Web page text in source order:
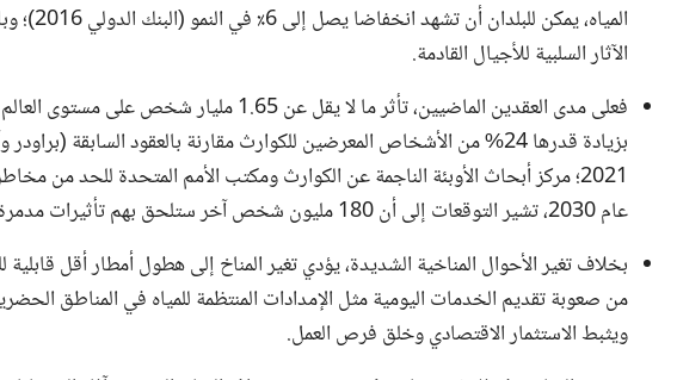
المياه،
الآثار السلبية للأجيال القادمة.
فعلى مدى العقدين الماضيين، تأثر ما لا يقل عن 1.65
عام 2030، تشير التوقعات إلى أن 180 مليون شخص آخر ستلحق بهم تأثيرات مدمرة (تيلمان وآخرون 2021)
بخلاف تغير الأحوال المناخية الشديدة، يؤدي تغير المناخ إلى هطول أمطار أقل قابلية
من صعوبة تقديم الخدمات اليومية مثل الإمدادات المنتظمة للمياه في المناطق
ويثبط الاستثمار الاقتصادي وخلق فرص العمل.